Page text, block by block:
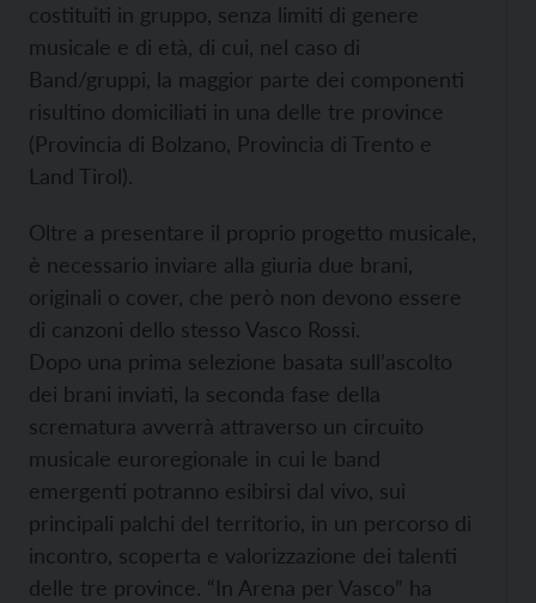
costituiti in gruppo, senza limiti di genere
musicale e di età, di cui, nel caso di
Band/gruppi, la maggior parte dei componenti
risultino domiciliati in una delle tre province
(Provincia di Bolzano, Provincia di Trento e
Land Tirol).
Oltre a presentare il proprio progetto musicale,
è necessario inviare alla giuria due brani,
originali o cover, che però non devono essere
di canzoni dello stesso Vasco Rossi.
Dopo una prima selezione basata sull’ascolto
dei brani inviati, la seconda fase della
scrematura avverrà attraverso un circuito
musicale euroregionale in cui le band
emergenti potranno esibirsi dal vivo, sui
principali palchi del territorio, in un percorso di
incontro, scoperta e valorizzazione dei talenti
delle tre province. “In Arena per Vasco” ha